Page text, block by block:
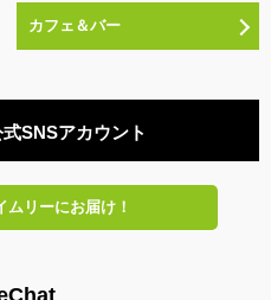
カフェ＆バー
SNSアカウント
ムリーにお届け！